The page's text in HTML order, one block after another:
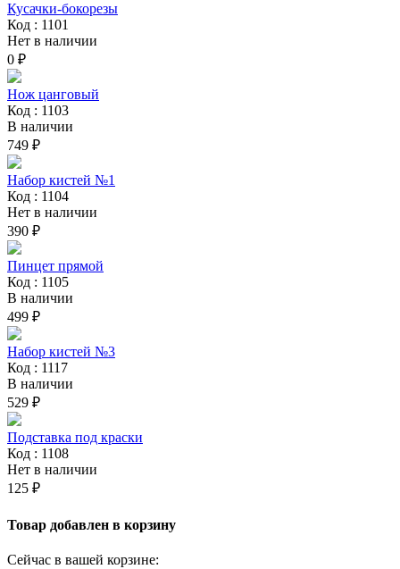
Кусачки-бокорезы
Код : 1101
Нет в наличии
0 ₽
Нож цанговый
Код : 1103
В наличии
749 ₽
Набор кистей №1
Код : 1104
Нет в наличии
390 ₽
Пинцет прямой
Код : 1105
В наличии
499 ₽
Набор кистей №3
Код : 1117
В наличии
529 ₽
Подставка под краски
Код : 1108
Нет в наличии
125 ₽
Товар добавлен в корзину
Сейчас в вашей корзине: